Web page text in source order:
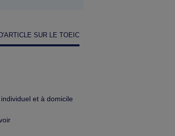
SUR LE TOEIC
et à domicile